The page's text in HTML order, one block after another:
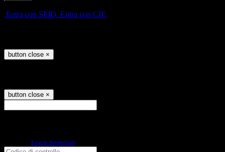
Entra con SPID Entra con CIE
button close ×
button close ×
Login Spaggiari